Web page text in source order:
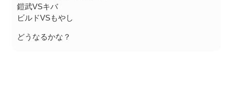
鎧武VSキバ
ビルドVSもやし
どうなるかな？